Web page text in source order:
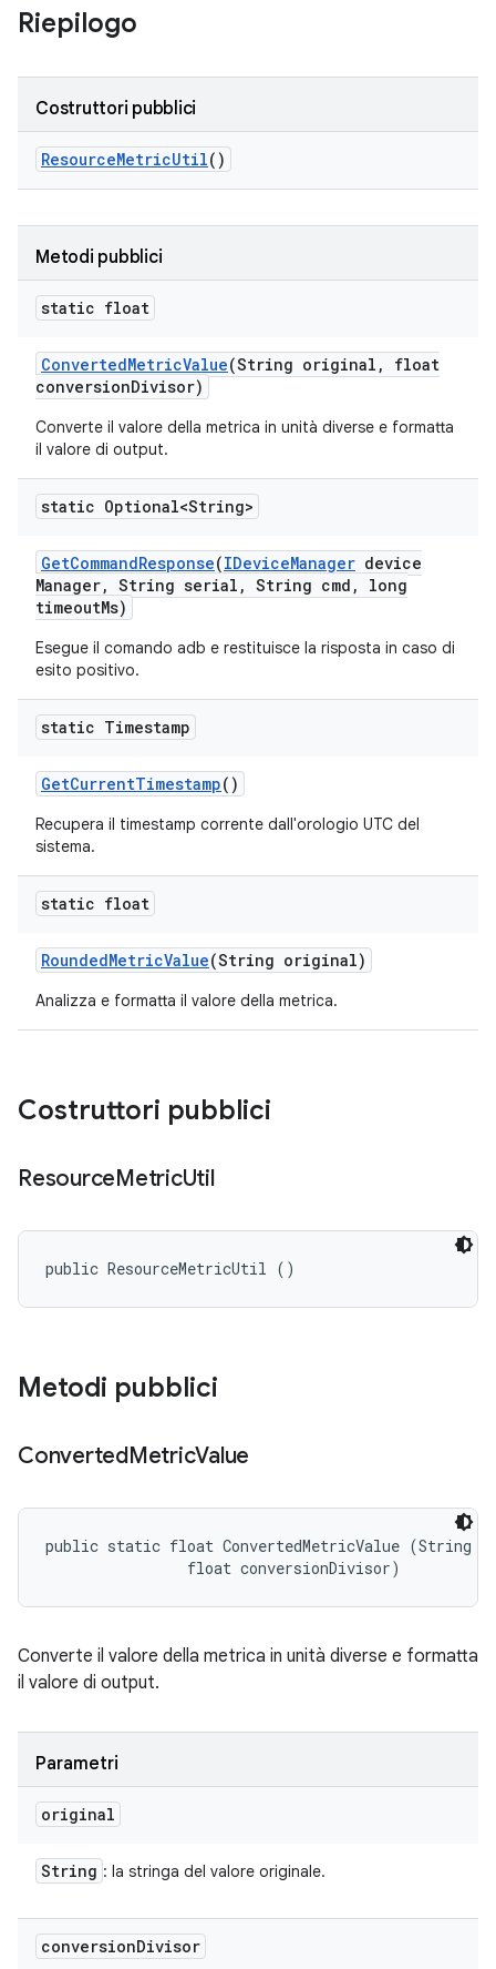
Riepilogo
Costruttori pubblici
ResourceMetricUtil()
Metodi pubblici
static float
ConvertedMetricValue(String original ,
float
conversionDivisor)
Converte il valore della metrica in unità diverse e formatta
il valore di output.
static Optional<String>
GetCommandResponse(IDeviceManager device
Manager, String serial , String cmd ,
long
timeoutMs)
Esegue il comando adb e restituisce la risposta in caso di
esito positivo.
static Timestamp
GetCurrentTimestamp()
Recupera il timestamp corrente dall'orologio UTC del
sistema.
static float
RoundedMetricValue(String original)
Analizza e formatta il valore della metrica.
Costruttori pubblici
ResourceMetricUtil
public ResourceMetricUtil ()
Metodi pubblici
ConvertedMetricValue
public static float ConvertedMetricValue (String
                float conversionDivisor)
Converte il valore della metrica in unità diverse e formatta
il valore di output.
Parametri
original
String : la stringa del valore originale.
conversionDivisor